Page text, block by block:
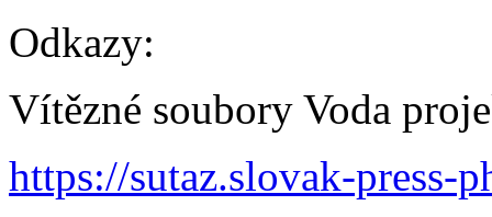
Odkazy:
Vítězné soubory Voda
https://sutaz.slovak-press-